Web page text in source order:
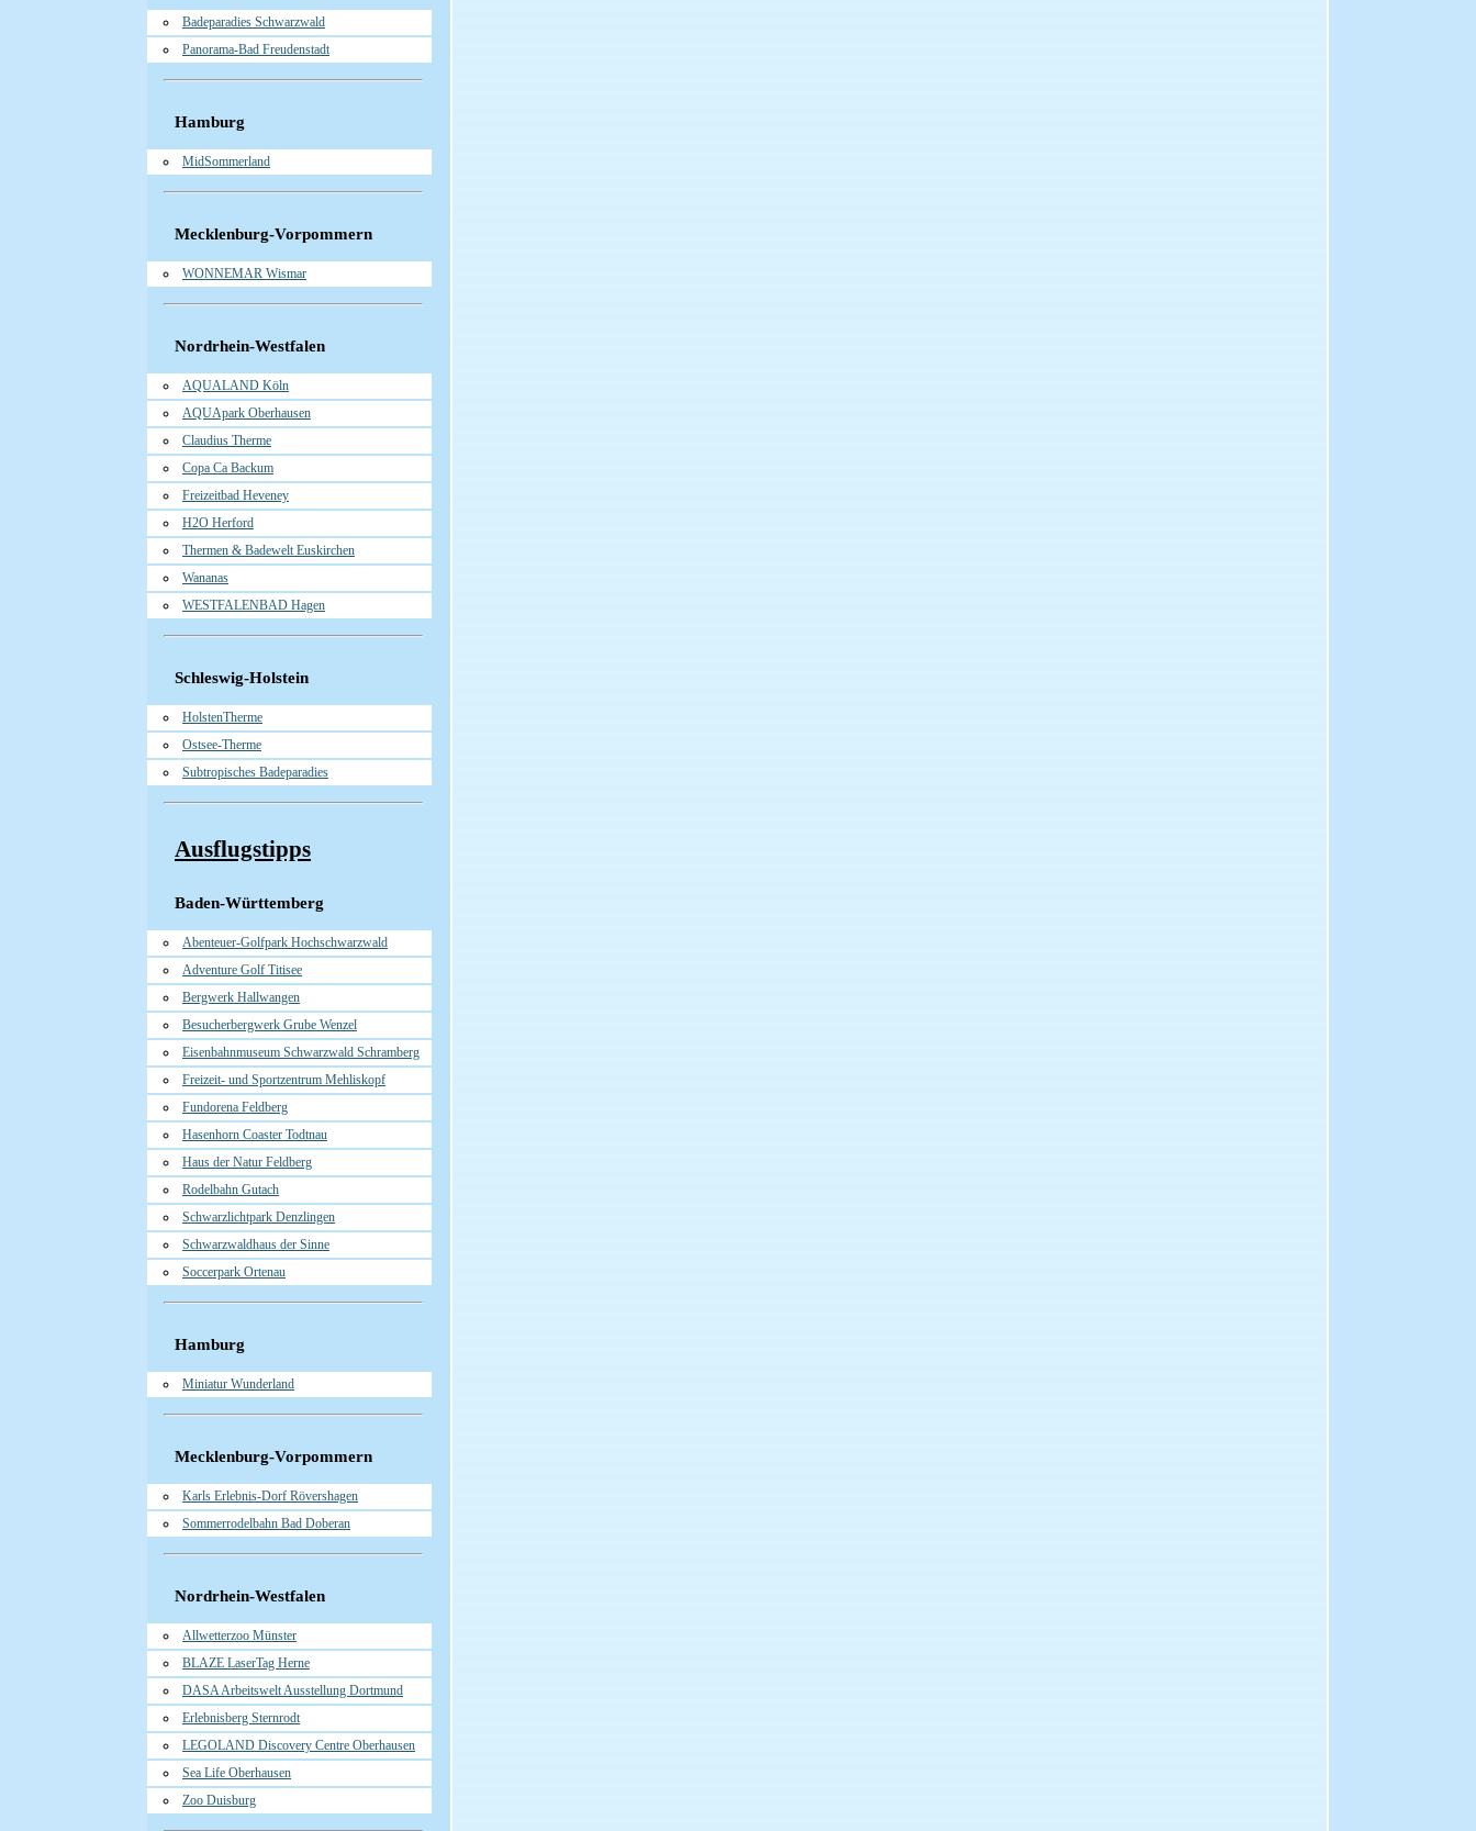
Badeparadies Schwarzwald
Panorama-Bad Freudenstadt
Hamburg
MidSommerland
Mecklenburg-Vorpommern
WONNEMAR Wismar
Nordrhein-Westfalen
AQUALAND Köln
AQUApark Oberhausen
Claudius Therme
Copa Ca Backum
Freizeitbad Heveney
H2O Herford
Thermen & Badewelt Euskirchen
Wananas
WESTFALENBAD Hagen
Schleswig-Holstein
HolstenTherme
Ostsee-Therme
Subtropisches Badeparadies
Ausflugstipps
Baden-Württemberg
Abenteuer-Golfpark Hochschwarzwald
Adventure Golf Titisee
Bergwerk Hallwangen
Besucherbergwerk Grube Wenzel
Eisenbahnmuseum Schwarzwald Schramberg
Freizeit- und Sportzentrum Mehliskopf
Fundorena Feldberg
Hasenhorn Coaster Todtnau
Haus der Natur Feldberg
Rodelbahn Gutach
Schwarzlichtpark Denzlingen
Schwarzwaldhaus der Sinne
Soccerpark Ortenau
Hamburg
Miniatur Wunderland
Mecklenburg-Vorpommern
Karls Erlebnis-Dorf Rövershagen
Sommerrodelbahn Bad Doberan
Nordrhein-Westfalen
Allwetterzoo Münster
BLAZE LaserTag Herne
DASA Arbeitswelt Ausstellung Dortmund
Erlebnisberg Sternrodt
LEGOLAND Discovery Centre Oberhausen
Sea Life Oberhausen
Zoo Duisburg